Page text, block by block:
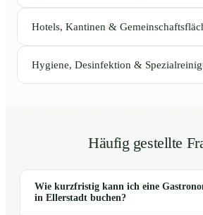
Hotels, Kantinen &
Hygiene, Desinfektion &
Häufig gestellte
Wie kurzfristig kann ich eine
in Ellerstadt buchen?